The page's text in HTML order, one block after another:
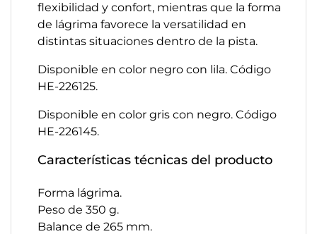
flexibilidad y confort, mientras que la forma
de lágrima favorece la versatilidad en
distintas situaciones dentro de la pista.
Disponible en color negro con lila. Código
HE-226125.
Disponible en color gris con negro. Código
HE-226145.
Características técnicas del producto
Forma lágrima.
Peso de 350 g.
Balance de 265 mm.